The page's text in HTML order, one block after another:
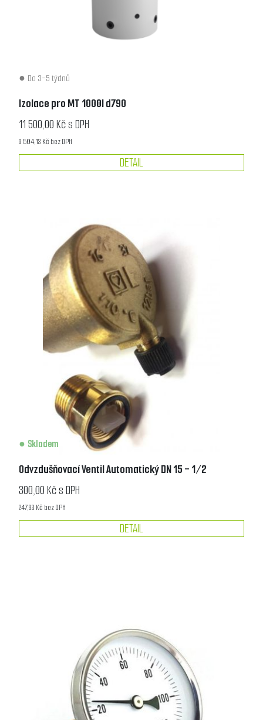
Do 3-5 týdnů
Izolace pro MT 1000l d790
11 500,00 Kč s DPH
9 504,13 Kč bez DPH
DETAIL
Skladem
Odvzdušňovací Ventil Automatický DN 15 - 1/2
300,00 Kč s DPH
247,93 Kč bez DPH
DETAIL